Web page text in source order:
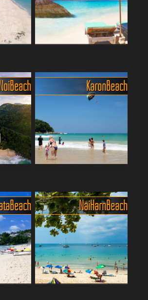
Patong Beach auf der Insel
Phuket. Er liegt nur wenige
hundert Meter v...
in
liegt an
der
...
Paradise Beach, verborgen
im Schatten der üppigen
grünen Hügel von Phuket,
Ruhe, weit entfernt vom
Trubel der belebteren Strä...
auch
Beach“
es
Beach
Der 3 km lange Karon Beach
ist einer der bekanntesten
und beliebtesten Strände
auf der thailändischen Insel
Phuket. Mit seinem feinen
weißen Sand, dem...
Karon Beach
Beach Nai Harn Beach